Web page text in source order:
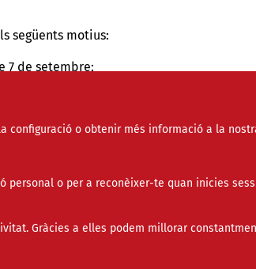
configuració o obtenir més informació a la
personal o per a reconèixer-te quan inicies
Gràcies a elles podem millorar
següents motius:
7 de setembre:
que reflecteixi de forma
l’estructura i la sintàxis
circumstàncies d’ampliació de alçada